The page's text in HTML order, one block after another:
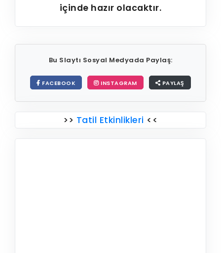
içinde hazır olacaktır.
Bu Slaytı Sosyal Medyada Paylaş:
FACEBOOK INSTAGRAM PAYLAŞ
>> Tatil Etkinlikleri <<